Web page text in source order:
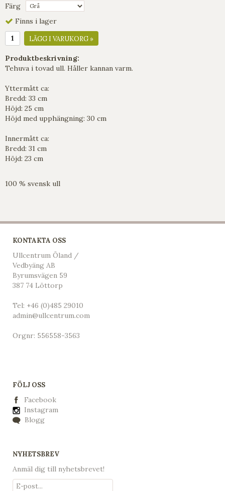
Färg
Finns i lager
LÄGG I VARUKORG »
Produktbeskrivning:
Tehuva i tovad ull. Håller kannan varm.
Yttermått ca:
Bredd: 33 cm
Höjd: 25 cm
Höjd med upphängning: 30 cm
Innermått ca:
Bredd: 31 cm
Höjd: 23 cm
100 % svensk ull
KONTAKTA OSS
Ullcentrum Öland /
Vedbyäng AB
Byrumsvägen 59
387 74 Löttorp
Tel: +46 (0)485 29010
admin@ullcentrum.com
Orgnr: 556558-3563
FÖLJ OSS
Facebook
Instagram
Blogg
NYHETSBREV
Anmäl dig till nyhetsbrevet!